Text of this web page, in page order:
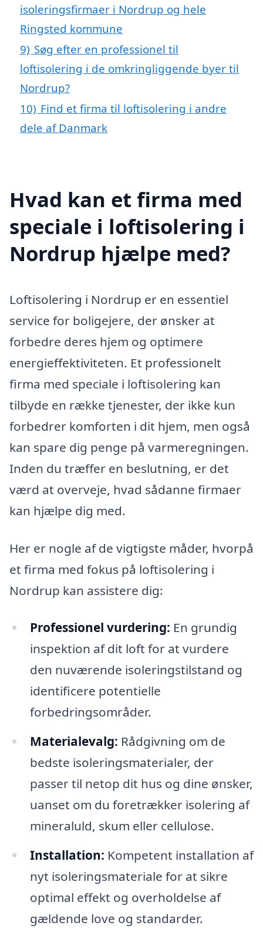
isoleringsfirmaer i Nordrup og hele
Ringsted kommune
9) Søg efter en professionel til
loftisolering i de omkringliggende byer til
Nordrup?
10) Find et firma til loftisolering i andre
dele af Danmark
Hvad kan et firma med
speciale i loftisolering i
Nordrup hjælpe med?
Loftisolering i Nordrup er en essentiel
service for boligejere, der ønsker at
forbedre deres hjem og optimere
energieffektiviteten. Et professionelt
firma med speciale i loftisolering kan
tilbyde en række tjenester, der ikke kun
forbedrer komforten i dit hjem, men også
kan spare dig penge på varmeregningen.
Inden du træffer en beslutning, er det
værd at overveje, hvad sådanne firmaer
kan hjælpe dig med.
Her er nogle af de vigtigste måder, hvorpå
et firma med fokus på loftisolering i
Nordrup kan assistere dig:
Professionel vurdering: En grundig
inspektion af dit loft for at vurdere
den nuværende isoleringstilstand og
identificere potentielle
forbedringsområder.
Materialevalg: Rådgivning om de
bedste isoleringsmaterialer, der
passer til netop dit hus og dine ønsker,
uanset om du foretrækker isolering af
mineraluld, skum eller cellulose.
Installation: Kompetent installation af
nyt isoleringsmateriale for at sikre
optimal effekt og overholdelse af
gældende love og standarder.